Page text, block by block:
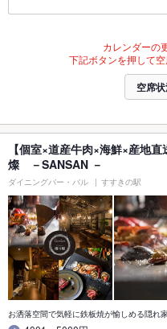
カレンダーの
下記ボタンを押して空
空席
【個室×道産牛肉×海鮮×産地
燦 －SANSAN －
ダイニングバー・バル すすきの駅
お洒落空間で気軽に鉄板焼が愉しめる隠れ